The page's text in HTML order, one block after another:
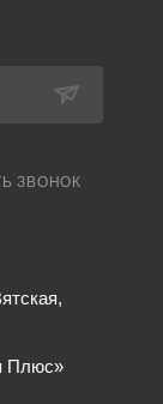
ЗВОНОК
Плюс»